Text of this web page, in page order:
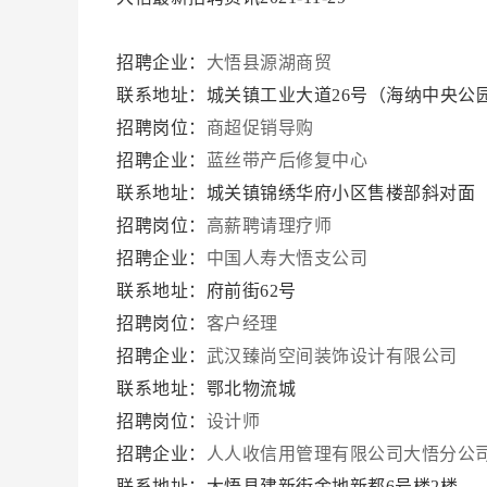
招聘企业： 大悟县源湖商贸
联系地址：城关镇工业大道26号（海纳中央公
招聘岗位： 商超促销导购
招聘企业：
蓝丝带产后修复中心
联系地址：城关镇锦绣华府小区售楼部斜对面
招聘岗位： 高薪聘请理疗师
招聘企业： 中国人寿大悟支公司
联系地址：府前街62号
招聘岗位： 客户经理
招聘企业： 武汉臻尚空间装饰设计有限公司
联系地址：鄂北物流城
招聘岗位： 设计师
招聘企业：
人人收信用管理有限公司大悟分公